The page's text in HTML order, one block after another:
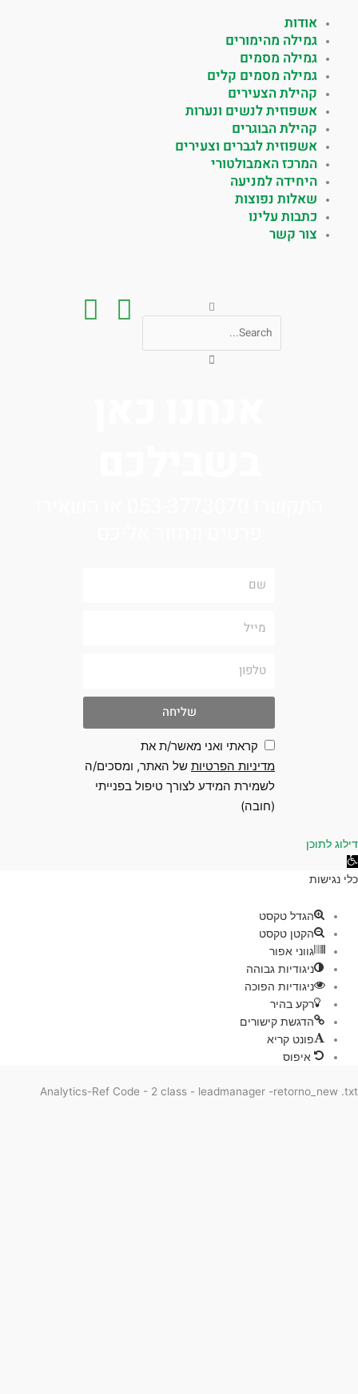
אודות
גמילה מהימורים
גמילה מסמים
גמילה מסמים קלים
קהילת הצעירים
אשפוזית לנשים ונערות
קהילת הבוגרים
אשפוזית לגברים וצעירים
המרכז האמבולטורי
היחידה למניעה
שאלות נפוצות
כתבות עלינו
צור קשר
שליחה
קראתי ואני מאשר/ת את
מדיניות הפרטיותשל האתר, ומסכים/ה
לשמירת המידע לצורך טיפול בפנייתי
(חובה)
לתוכן
הגדל טקסט
הקטן טקסט
גווני אפור
ניגודיות גבוהה
ניגודיות הפוכה
רקע בהיר
הדגשת קישורים
פונט קריא
איפוס
Analytics-Ref Code - 2 class - leadmanager -